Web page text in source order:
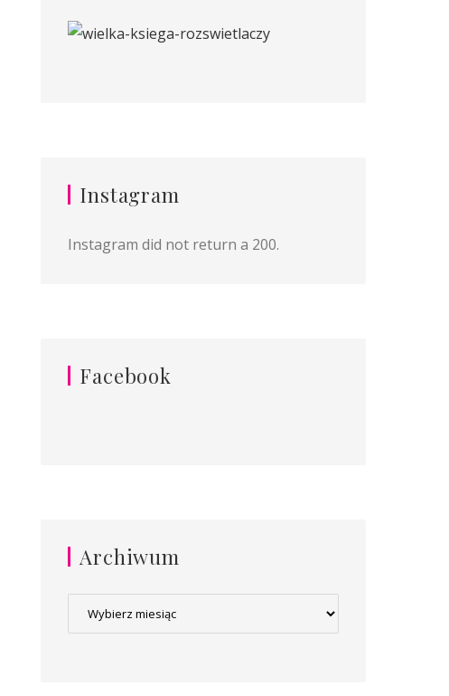
Instagram
Instagram did not return a 200.
Facebook
Archiwum
Archiwum